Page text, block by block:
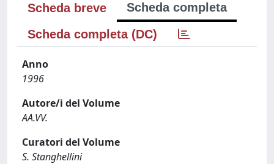
Scheda breve
Scheda completa
Scheda completa (DC)
Anno
1996
Autore/i del Volume
AA.VV.
Curatori del Volume
S. Stanghellini